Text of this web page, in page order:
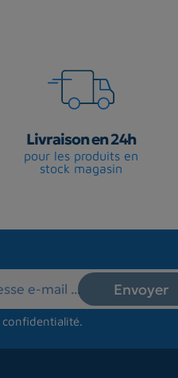
Livraison en 24h
pour les produits en
stock magasin
.